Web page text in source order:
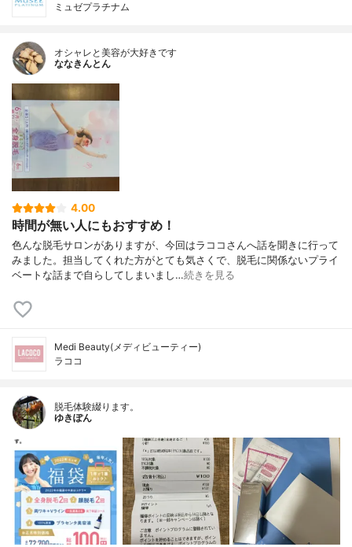
ミュゼプラチナム
オシャレと美容が大好きです
ななきんとん
4.00
時間が無い人にもおすすめ！
色んな脱毛サロンがありますが、今回はラココさんへ話を聞きに行って
みました。担当してくれた方がとても気さくで、脱毛に関係ないプライ
ベートな話まで自らしてしまいまし…続きを見る
Medi Beauty(メディビューティー)
ラココ
脱毛体験綴ります。
ゆきぽん